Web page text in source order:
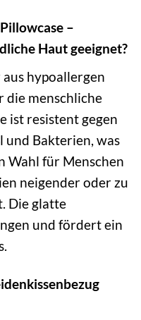
–
Haut geeignet?
hypoallergen
die menschliche
ist resistent gegen
und Bakterien, was
Wahl für Menschen
neigender oder zu
Die glatte
und fördert ein